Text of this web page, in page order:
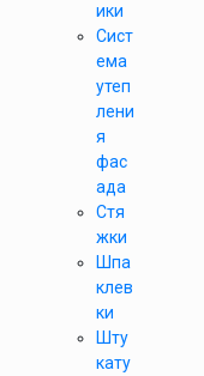
ики
Сист
ема
утеп
лени
я
фас
ада
Стя
жки
Шпа
клев
ки
Шту
кату